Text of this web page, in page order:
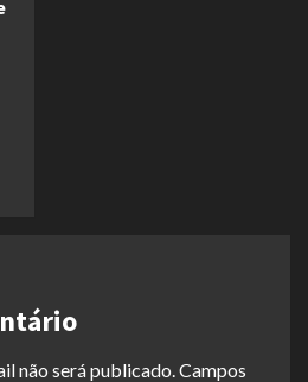
não será publicado. Campos